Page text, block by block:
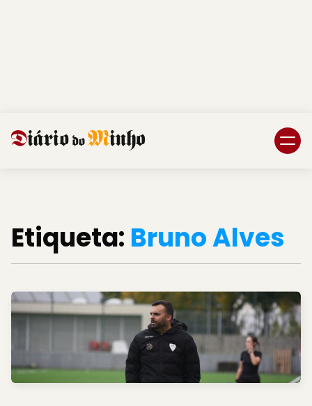
Etiqueta: Bruno Alves